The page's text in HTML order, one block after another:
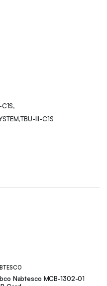
,
,TBU-III-C1S
Nabtesco MCB-1302-01